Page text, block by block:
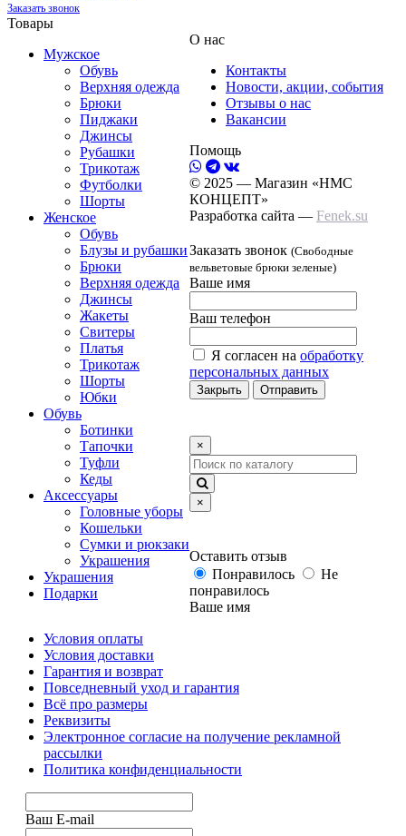
Заказать звонок
Товары
Мужское
Обувь
Верхняя одежда
Брюки
Пиджаки
Джинсы
Рубашки
Трикотаж
Футболки
Шорты
Женское
Обувь
Блузы и рубашки
Брюки
Верхняя одежда
Джинсы
Жакеты
Свитеры
Платья
Трикотаж
Шорты
Юбки
Обувь
Ботинки
Тапочки
Туфли
Кеды
Аксессуары
Головные уборы
Кошельки
Сумки и рюкзаки
Украшения
Украшения
Подарки
О нас
Контакты
Новости, акции, события
Отзывы о нас
Вакансии
Помощь
Условия оплаты
Условия доставки
Гарантия и возврат
Повседневный уход и гарантия
Всё про размеры
Реквизиты
Электронное согласие на получение рекламной
рассылки
Политика конфиденциальности
© 2025 — Магазин «НМС
КОНЦЕПТ»
Разработка сайта — Fenek.su
Заказать звонок (Свободные
вельветовые брюки зеленые)
Ваше имя
Ваш телефон
Я согласен на обработку
персональных данных
Закрыть Отправить
×
×
Оставить отзыв
Понравилось
Не
понравилось
Ваше имя
Ваш E-mail